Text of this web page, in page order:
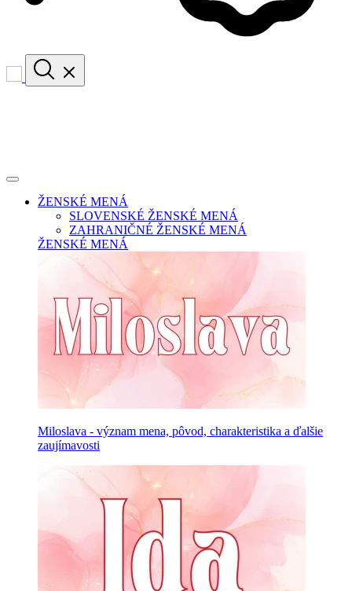
ŽENSKÉ MENÁ
SLOVENSKÉ ŽENSKÉ MENÁ
ZAHRANIČNÉ ŽENSKÉ MENÁ
ŽENSKÉ MENÁ
Miloslava - význam mena, pôvod, charakteristika a ďalšie
zaujímavosti